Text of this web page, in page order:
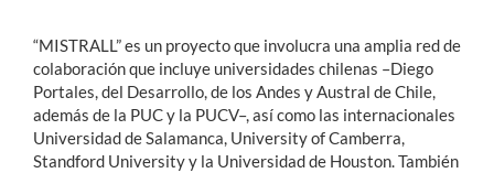
“MISTRALL” es un proyecto que involucra una amplia red de
colaboración que incluye universidades chilenas –Diego
Portales, del Desarrollo, de los Andes y Austral de Chile,
además de la PUC y la PUCV–, así como las internacionales
Universidad de Salamanca, University of Camberra,
Standford University y la Universidad de Houston. También